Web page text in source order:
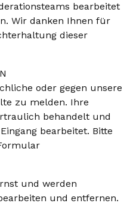
bearbeitet
Wir danken Ihnen für
dieser
oder gegen unsere
zu melden. Ihre
behandelt und
bearbeitet. Bitte
und werden
und entfernen.